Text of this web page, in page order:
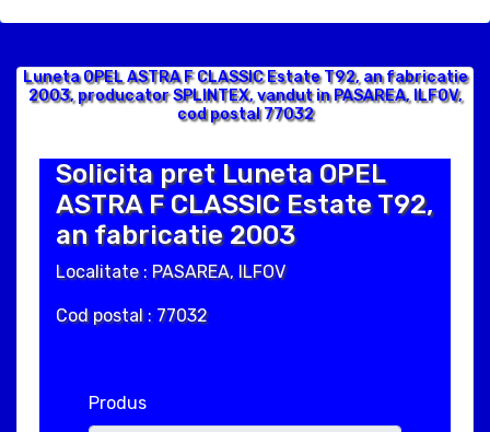
Luneta OPEL ASTRA F CLASSIC Estate T92, an fabricatie
2003, producator SPLINTEX, vandut in PASAREA, ILFOV,
cod postal 77032
Solicita pret Luneta OPEL
ASTRA F CLASSIC Estate T92,
an fabricatie 2003
Localitate : PASAREA, ILFOV
Cod postal : 77032
Produs